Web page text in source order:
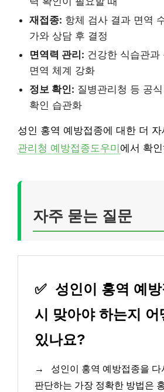
재접종: 항체 검사 결과 면역
가와 상담 후 결정
면역력 관리: 건강한 식습관과
면역 체계 강화
정보 확인: 질병관리청 등 공
확인 습관화
성인 홍역 예방접종에 대한 더
관리청 예방접종도우미 에서 확
자주 묻는 질문
✅ 성인이 홍역 예
시 맞아야 하는지 어
있나요?
→
성인이 홍역 예방접종을 다
판단하는 가장 정확한 방법은